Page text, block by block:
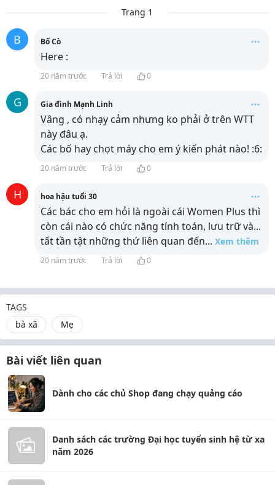
Trang 1
B Bố Cò
Here :
20 năm trước Trả lời 0
G Gia đình Mạnh Linh
Vâng , có nhạy cảm nhưng ko phải ở trên WTT
này đâu ạ.
Các bố hay chọt máy cho em ý kiến phát nào! :6:
20 năm trước Trả lời 0
H hoa hậu tuổi 30
Các bác cho em hỏi là ngoài cái Women Plus thì
còn cái nào có chức năng tính toán, lưu trữ và...
tất tần tật những thứ liên quan đến... Xem thêm
20 năm trước Trả lời 0
TAGS
bà xã
Mẹ
Bài viết liên quan
Dành cho các chủ Shop đang chạy quảng cáo
Danh sách các trường Đại học tuyển sinh hệ từ xa
năm 2026